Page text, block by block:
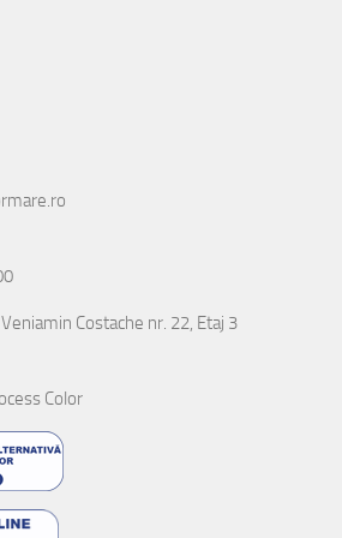
Costache nr. 22, Etaj 3
Color